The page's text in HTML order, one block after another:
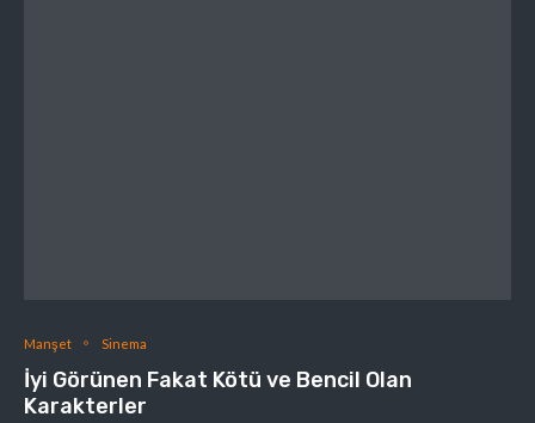
Manşet Sinema
İyi Görünen Fakat Kötü ve Bencil Olan
Karakterler